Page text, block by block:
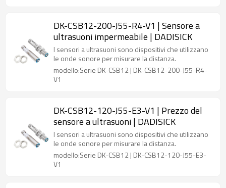
DK-CSB12-200-J55-R4-V1 | Sensore a
ultrasuoni impermeabile | DADISICK
I sensori a ultrasuoni sono dispositivi che utilizzano
le onde sonore per misurare la distanza.
modello:Serie DK-CSB12 | DK-CSB12-200-J55-R4-
V1
DK-CSB12-120-J55-E3-V1 | Prezzo del
sensore a ultrasuoni | DADISICK
I sensori a ultrasuoni sono dispositivi che utilizzano
le onde sonore per misurare la distanza.
modello:Serie DK-CSB12 | DK-CSB12-120-J55-E3-
V1